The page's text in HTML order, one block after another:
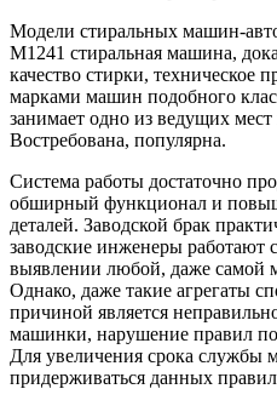
Модели стиральных машин-
M1241 стиральная машина,
качество стирки, техническое
марками машин подобного
занимает одно из ведущих
Востребована, популярна.
Система работы достаточно
обширный функционал и
деталей. Заводской брак
заводские инженеры работают
выявлении любой, даже самой
Однако, даже такие агрегаты
причиной является
машинки, нарушение правил
Для увеличения срока службы
придерживаться данных